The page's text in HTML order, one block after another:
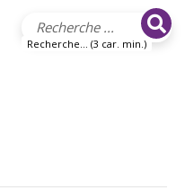
Recherche... (3 car. min.)